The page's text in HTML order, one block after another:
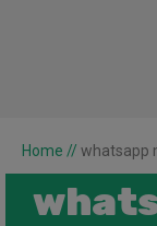
Home // whatsapp